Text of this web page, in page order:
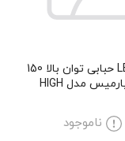
لامپ LED حبابی توان بالا 150
وات پارمیس مدل HIGH
ناموجود